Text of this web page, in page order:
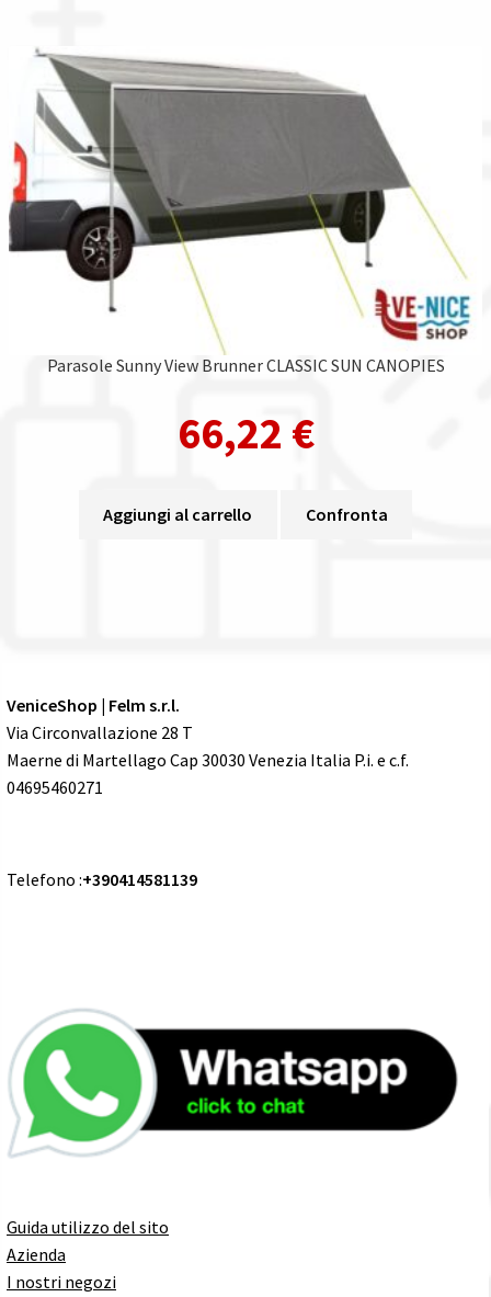
Parasole Sunny View Brunner CLASSIC SUN CANOPIES
66,22 €
Aggiungi al carrello Confronta
VeniceShop | Felm s.r.l.
Via Circonvallazione 28 T
Maerne di Martellago Cap 30030 Venezia Italia P.i. e c.f.
04695460271
Telefono :+390414581139
Guida utilizzo del sito
Azienda
I nostri negozi